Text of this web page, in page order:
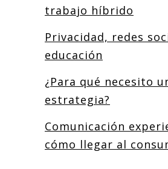
trabajo híbrido
Privacidad, redes
educación
¿Para qué necesito
estrategia?
Comunicación
cómo llegar al